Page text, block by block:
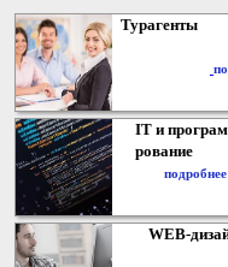
Турагенты
IT и
рование
WEB-